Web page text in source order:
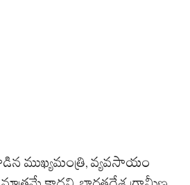
ముఖ్యమంత్రి, వ్యవసాయం